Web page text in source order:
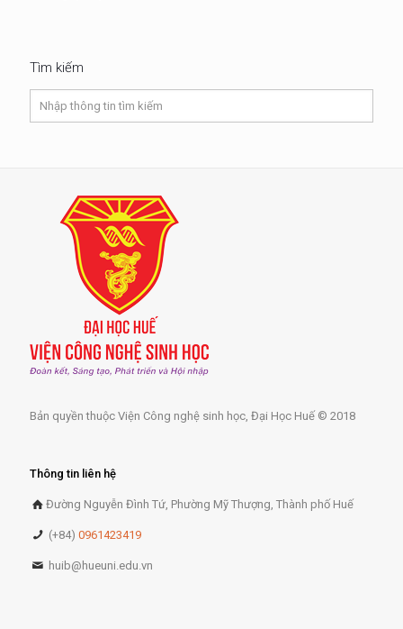
Tìm kiếm
Bản quyền thuộc Viện Công nghệ sinh học, Đại Học Huế © 2018
Thông tin liên hệ
Đường Nguyễn Đình Tứ, Phường Mỹ Thượng, Thành phố Huế
(+84)0961423419
huib@hueuni.edu.vn